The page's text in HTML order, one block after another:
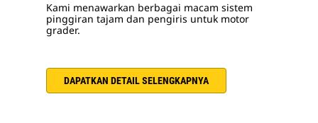
Kami menawarkan berbagai macam sistem
pinggiran tajam dan pengiris untuk motor
grader.
DAPATKAN DETAIL SELENGKAPNYA